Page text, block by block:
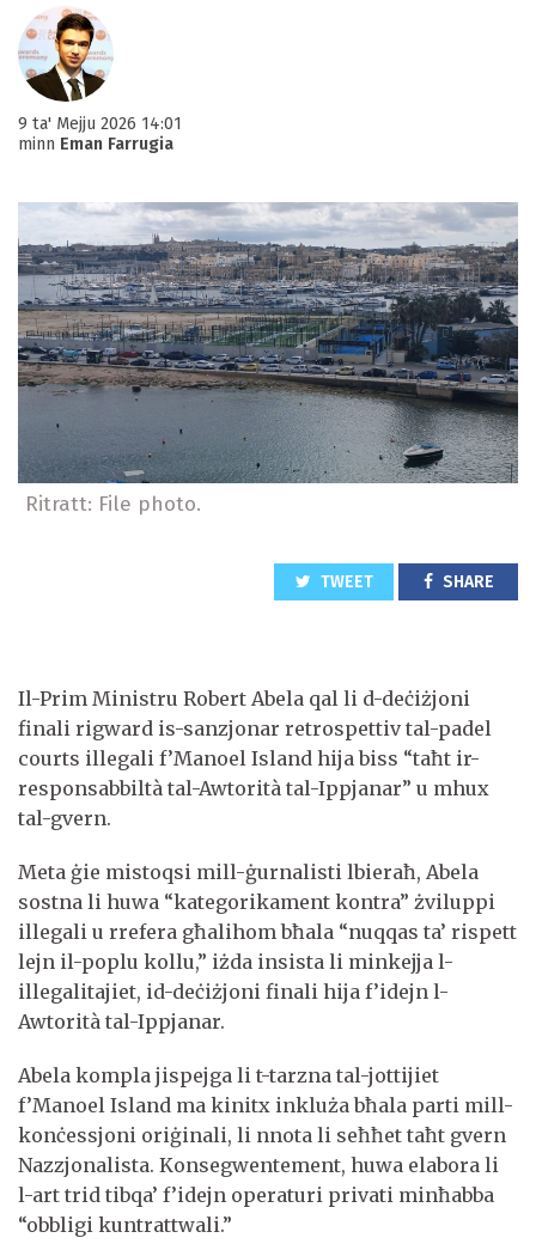
9 ta' Mejju 2026 14:01
minn Eman Farrugia
Ritratt: File photo.
TWEET SHARE
Il-Prim Ministru Robert Abela qal li d-deċiżjoni
finali rigward is-sanzjonar retrospettiv tal-padel
courts illegali f’Manoel Island hija biss “taħt ir-
responsabbiltà tal-Awtorità tal-Ippjanar” u mhux
tal-gvern.
Meta ġie mistoqsi mill-ġurnalisti lbieraħ, Abela
sostna li huwa “kategorikament kontra” żviluppi
illegali u rrefera għalihom bħala “nuqqas ta’ rispett
lejn il-poplu kollu,” iżda insista li minkejja l-
illegalitajiet, id-deċiżjoni finali hija f’idejn l-
Awtorità tal-Ippjanar.
Abela kompla jispejga li t-tarzna tal-jottijiet
f’Manoel Island ma kinitx inkluża bħala parti mill-
konċessjoni oriġinali, li nnota li seħħet taħt gvern
Nazzjonalista. Konsegwentement, huwa elabora li
l-art trid tibqa’ f’idejn operaturi privati ​​minħabba
“obbligi kuntrattwali.”